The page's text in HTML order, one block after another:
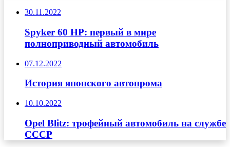
30.11.2022
Spyker 60 HP: первый в мире
полноприводный автомобиль
07.12.2022
История японского автопрома
10.10.2022
Opel Blitz: трофейный автомобиль на службе
СССР